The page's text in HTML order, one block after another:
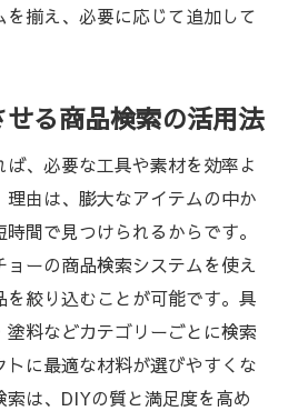
ョーアプリを活用した工具
した浜松DIYの工具調達テク
工の夢とコツ
の住まいを実現するための秘
ョー静岡店で広がるDIYの可
心のジャンボエンチョー商品
揃え、必要に応じて追加して
る商品検索の活用法
、必要な工具や素材を効率よ
理由は、膨大なアイテムの中か
間で見つけられるからです。
ーの商品検索システムを使え
絞り込むことが可能です。具
料などカテゴリーごとに検索
に最適な材料が選びやすくな
索は、DIYの質と満足度を高め